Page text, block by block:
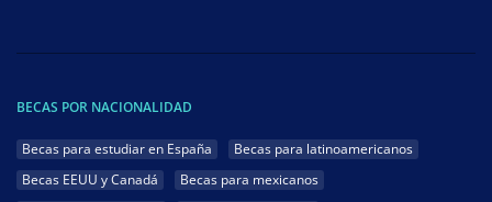
BECAS POR NACIONALIDAD
Becas para estudiar en España
Becas para latinoamericanos
Becas EEUU y Canadá
Becas para mexicanos